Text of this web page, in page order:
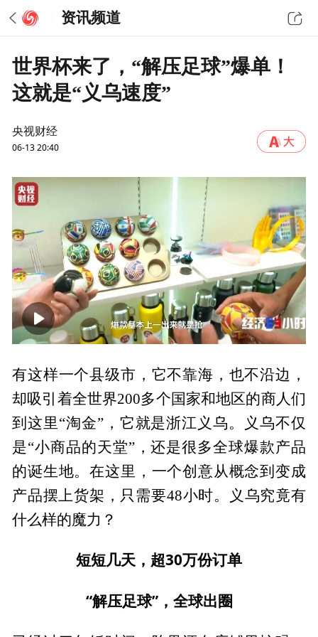
资讯频道
世界杯来了，“解压足球”爆单！
这就是“义乌速度”
央视财经
06-13 20:40
00:00 27:18
有这样一个县级市，它不靠海，也不沿边，
却吸引着全世界200多个国家和地区的商人们
到这里“淘金”，它就是浙江义乌。义乌不仅
是“小商品的天堂”，还是很多全球爆款产品
的诞生地。在这里，一个创意从概念到变成
产品摆上货架，只需要48小时。义乌究竟有
什么样的魔力？
短短几天，超30万份订单
“解压足球”，全球出圈